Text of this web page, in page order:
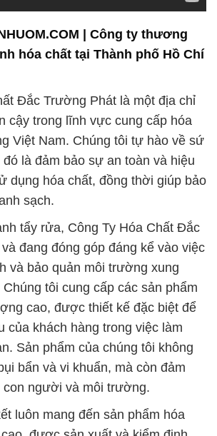
| Công ty thương
hóa chất tại Thành phố Hồ Chí
Đắc Trường Phát là một địa chỉ
cậy trong lĩnh vực cung cấp hóa
Việt Nam. Chúng tôi tự hào về sứ
là đảm bảo sự an toàn và hiệu
dụng hóa chất, đồng thời giúp bảo
sạch.
tẩy rửa, Công Ty Hóa Chất Đắc
đang đóng góp đáng kể vào việc
và bảo quản môi trường xung
tôi cung cấp các sản phẩm
cao, được thiết kế đặc biệt để
của khách hàng trong việc làm
Sản phẩm của chúng tôi không
bẩn và vi khuẩn, mà còn đảm
con người và môi trường.
luôn mang đến sản phẩm hóa